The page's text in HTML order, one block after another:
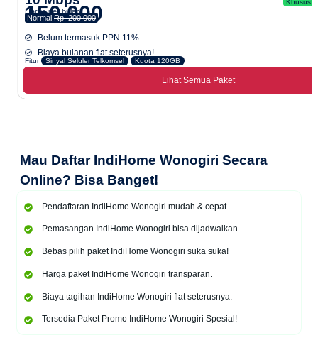
Harga per bulan
150.000
Normal Rp. 200.000
Khusus
Belum termasuk PPN 11%
Biaya bulanan flat seterusnya!
Fitur Sinyal Seluler Telkomsel Kuota 120GB
Lihat Semua Paket
Mau Daftar IndiHome Wonogiri Secara
Online? Bisa Banget!
Pendaftaran IndiHome Wonogiri mudah & cepat.
Pemasangan IndiHome Wonogiri bisa dijadwalkan.
Bebas pilih paket IndiHome Wonogiri suka suka!
Harga paket IndiHome Wonogiri transparan.
Biaya tagihan IndiHome Wonogiri flat seterusnya.
Tersedia Paket Promo IndiHome Wonogiri Spesial!